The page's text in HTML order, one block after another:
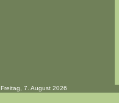
Freitag, 7. August 2026